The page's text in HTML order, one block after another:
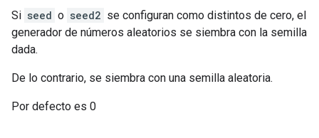
Si seed o seed2 se configuran como distintos de cero, el
generador de números aleatorios se siembra con la semilla
dada.
De lo contrario, se siembra con una semilla aleatoria.
Por defecto es 0